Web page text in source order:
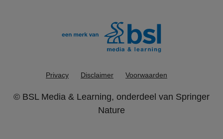
Privacy Disclaimer Voorwaarden
© BSL Media & Learning, onderdeel van Springer
Nature